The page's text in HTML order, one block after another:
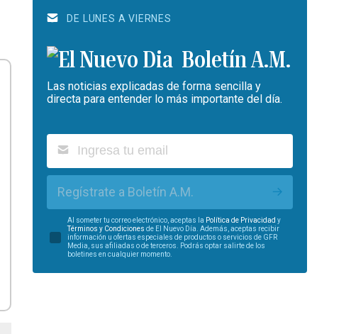
DE LUNES A VIERNES
Boletín A.M.
Las noticias explicadas de forma sencilla y
directa para entender lo más importante del día.
Regístrate a Boletín A.M.
Al someter tu correo electrónico, aceptas la Política de Privacidad y
Términos y Condiciones de El Nuevo Día. Además, aceptas recibir
información u ofertas especiales de productos o servicios de GFR
Media, sus afiliadas o de terceros. Podrás optar salirte de los
boletines en cualquier momento.